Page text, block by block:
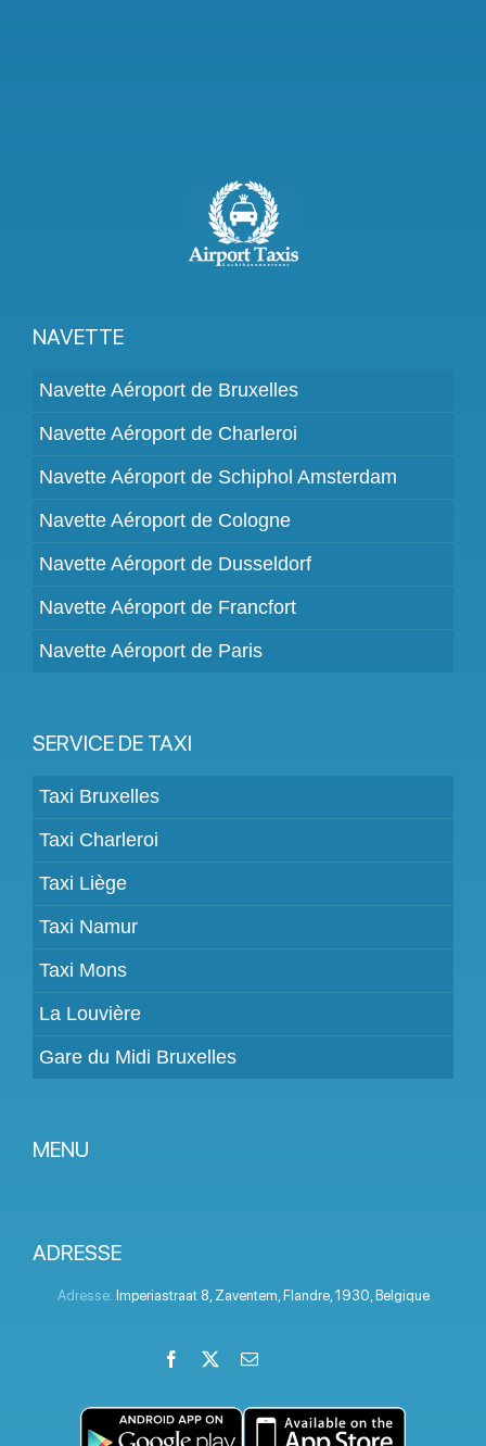
NAVETTE
Navette Aéroport de Bruxelles
Navette Aéroport de Charleroi
Navette Aéroport de Schiphol Amsterdam
Navette Aéroport de Cologne
Navette Aéroport de Dusseldorf
Navette Aéroport de Francfort
Navette Aéroport de Paris
SERVICE DE TAXI
Taxi Bruxelles
Taxi Charleroi
Taxi Liège
Taxi Namur
Taxi Mons
La Louvière
Gare du Midi Bruxelles
MENU
Tarifs
Espace Client
Politique de confidentialité
ADRESSE
Adresse: Imperiastraat 8 Zaventem Flandre, 1930 Belgique
Facebook Email